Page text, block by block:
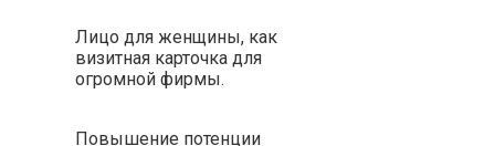
Лицо для женщины, как
визитная карточка для
огромной фирмы.
Повышение потенции